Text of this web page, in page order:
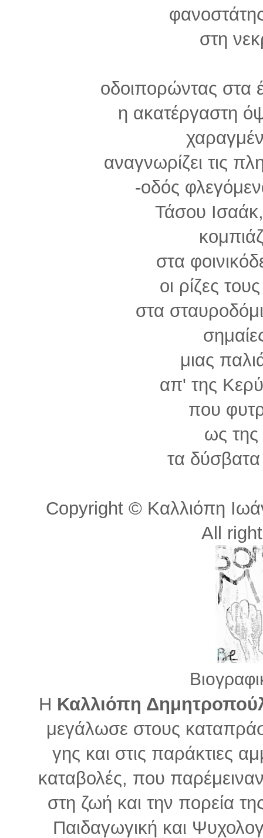
στη
οδοιπορώντας στα
η ακατέργαστη
αναγνωρίζει τις
-οδός
Τάσου
στα
οι ρίζες
στα
μιας
απ' της
που
ως της
τα
Copyright © Καλλιόπη
All
Η Καλλιόπη
μεγάλωσε στους
γης και στις παράκτιες
καταβολές, που
στη ζωή και την πορεία
Παιδαγωγική και